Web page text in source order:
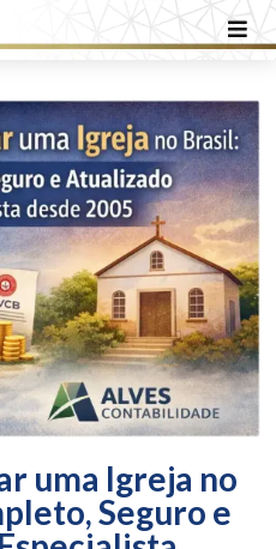
uma Igreja no
Seguro e